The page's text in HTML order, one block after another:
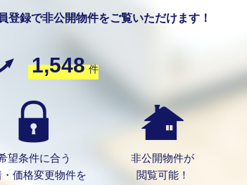
登録で非公開物件をご覧いただけます！
1,548 件
望条件に合う
・価格変更物件を
非公開物件が
閲覧可能！